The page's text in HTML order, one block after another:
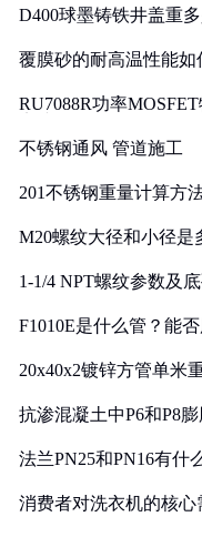
D400球墨铸铁井盖重
覆膜砂的耐高温性能如
RU7088R功率
不锈钢通风 管道施工
201不锈钢重量计算方
M20螺纹大径和小径是
1-1/4 NPT螺纹参数及
F1010E是什么管？能
20x40x2镀锌方管单米
抗渗混凝土中P6和P8
法兰PN25和PN16有什
消费者对洗衣机的核